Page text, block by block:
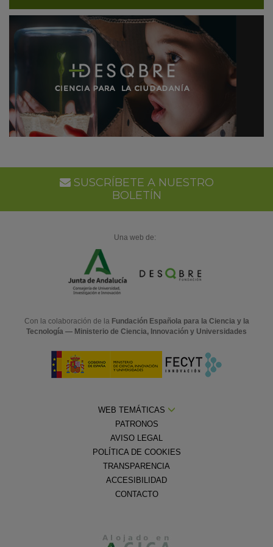
SUSCRÍBETE A NUESTRO
BOLETÍN
Una web de:
Con la colaboración de la Fundación Española para la Ciencia y la
Tecnología — Ministerio de Ciencia, Innovación y Universidades
WEB TEMÁTICAS
PATRONOS
AVISO LEGAL
POLÍTICA DE COOKIES
TRANSPARENCIA
ACCESIBILIDAD
CONTACTO